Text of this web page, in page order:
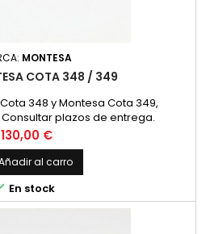
MONTESA
COTA 348 / 349
348 y Montesa Cota 349,
plazos de entrega.
Precio
130,00 €
al carro
En stock